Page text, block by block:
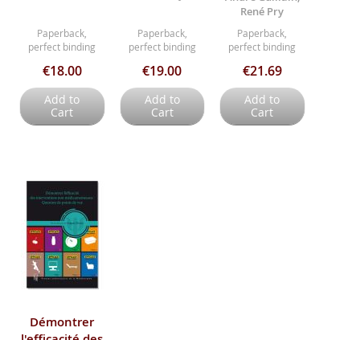
Paperback,
perfect binding
€18.00
Add to
Cart
Paperback,
perfect binding
€19.00
Add to
Cart
René Pry
Paperback,
perfect binding
€21.69
Add to
Cart
Démontrer